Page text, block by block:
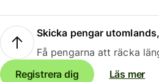
Skicka pengar
Få pengarna att räcka
Registrera dig
Läs mer